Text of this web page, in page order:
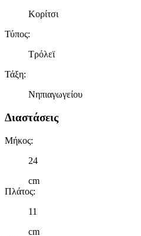
Κορίτσι
Τύπος:
Τρόλεϊ
Τάξη:
Νηπιαγωγείου
Διαστάσεις
Μήκος:
24
cm
Πλάτος:
11
cm